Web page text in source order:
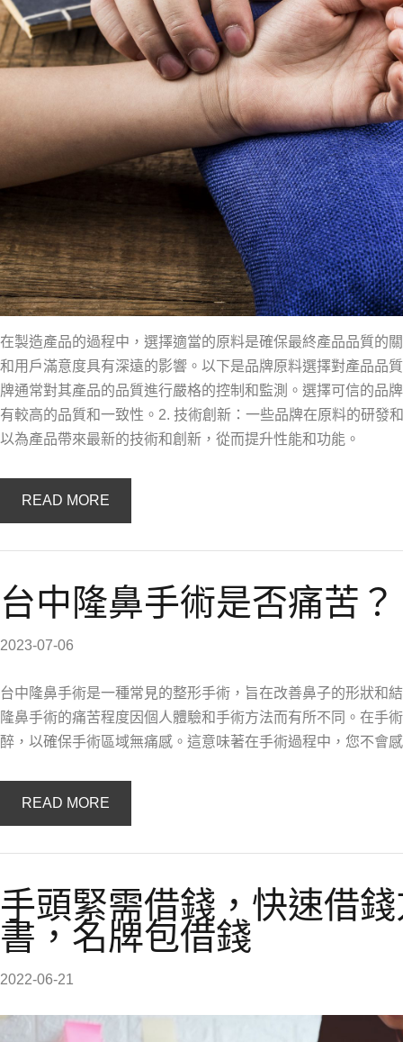
在製造產品的過程中，選擇適當的原料是確保最終產品品質的
和用戶滿意度具有深遠的影響。以下是品牌原料選擇對產品品
牌通常對其產品的品質進行嚴格的控制和監測。選擇可信的品
有較高的品質和一致性。2. 技術創新：一些品牌在原料的研發
以為產品帶來最新的技術和創新，從而提升性能和功能。
READ MORE
台中隆鼻手術是否痛苦？
2023-07-06
台中隆鼻手術是一種常見的整形手術，旨在改善鼻子的形狀和
隆鼻手術的痛苦程度因個人體驗和手術方法而有所不同。在手
醉，以確保手術區域無痛感。這意味著在手術過程中，您不會
READ MORE
手頭緊需借錢，快速借
書，名牌包借錢
2022-06-21